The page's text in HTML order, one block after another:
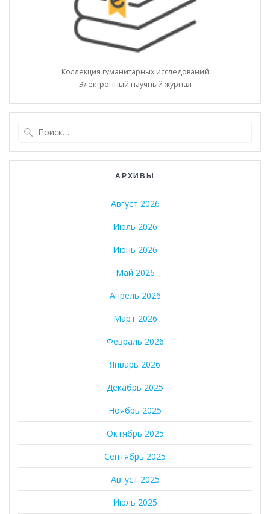
Коллекция гуманитарных исследований
Электронный научный журнал
АРХИВЫ
Август 2026
Июль 2026
Июнь 2026
Май 2026
Апрель 2026
Март 2026
Февраль 2026
Январь 2026
Декабрь 2025
Ноябрь 2025
Октябрь 2025
Сентябрь 2025
Август 2025
Июль 2025